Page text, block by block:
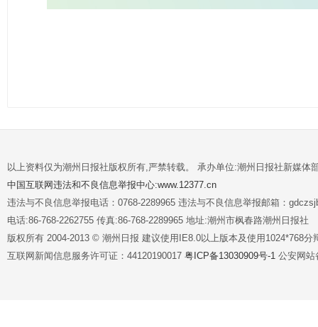
以上资料仅为潮州日报社版权所有,严禁转载。 承办单位:潮州日报社新媒体
中国互联网违法和不良信息举报中心:www.12377.cn
违法与不良信息举报电话：0768-2289965 违法与不良信息举报邮箱：
电话:86-768-2262755 传真:86-768-2289965 地址:潮州市枫春路潮州日报社
版权所有 2004-2013 © 潮州日报 建议使用IE8.0以上版本及使用1024*768分
互联网新闻信息服务许可证：44120190017 粤ICP备13030909号-1 公安网站